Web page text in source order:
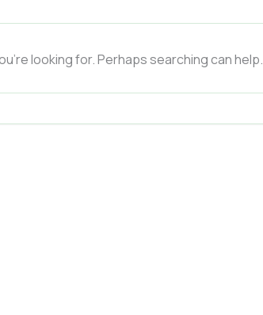
looking for. Perhaps searching can help.